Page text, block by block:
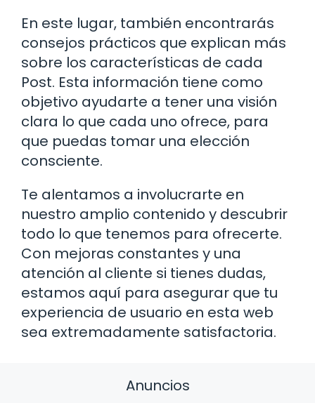
En este lugar, también encontrarás
consejos prácticos que explican más
sobre los características de cada
Post. Esta información tiene como
objetivo ayudarte a tener una visión
clara lo que cada uno ofrece, para
que puedas tomar una elección
consciente.
Te alentamos a involucrarte en
nuestro amplio contenido y descubrir
todo lo que tenemos para ofrecerte.
Con mejoras constantes y una
atención al cliente si tienes dudas,
estamos aquí para asegurar que tu
experiencia de usuario en esta web
sea extremadamente satisfactoria.
Anuncios